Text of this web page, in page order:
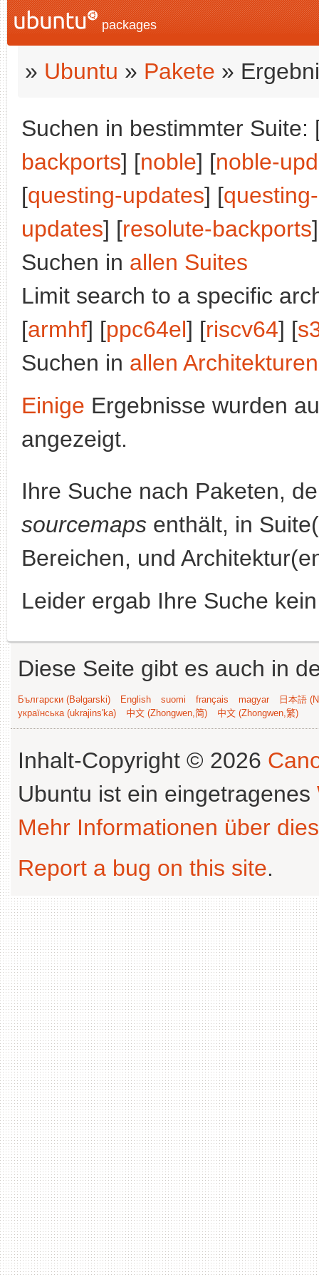
packages
» Ubuntu » Pakete »
Suchen in bestimmter Suite:
backports] [noble] [noble-
[questing-updates] [
updates] [resolute-backports
Suchen in allen Suites
Limit search to a specific
[armhf] [ppc64el] [riscv64] [
Suchen in allen Architekturen
Einige Ergebnisse wurden
angezeigt.
Ihre Suche nach Paketen,
sourcemaps enthält, in
Bereichen, und
Leider ergab Ihre Suche
Diese Seite gibt es auch in
Български (Bəlgarski) English suomi français magyar
日本語
українська (ukrajins'ka)
中文 (Zhongwen,简) 中文 (Zhongwen,繁)
Inhalt-Copyright © 2026
Ubuntu ist ein eingetragenes
Mehr Informationen über
Report a bug on this site.